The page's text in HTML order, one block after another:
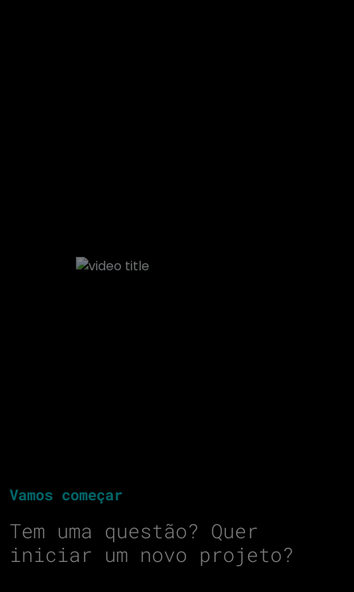
Vamos começar
Tem uma questão? Quer
iniciar um novo projeto?